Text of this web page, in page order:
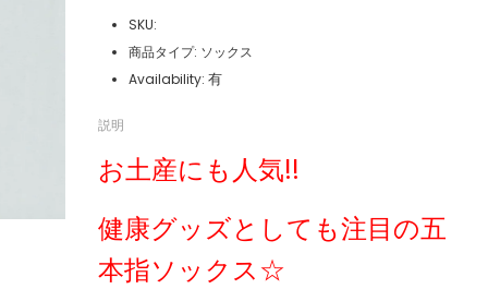
SKU:
商品タイプ: ソックス
Availability: 有
説明
お土産にも人気!!
健康グッズとしても注目の五
本指ソックス☆